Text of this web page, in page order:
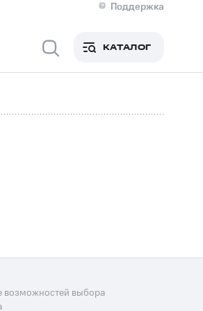
Поддержка
Медиа-центр
акций
КАТАЛОГ
возможностей выбора